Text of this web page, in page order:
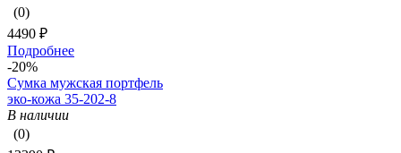
(0)
4490 ₽
Подробнее
-20%
Сумка мужская портфель
эко-кожа 35-202-8
В наличии
(0)